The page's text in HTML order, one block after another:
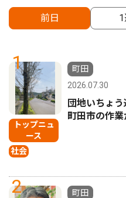
前日
1
トップニュ
ース
社会
町田
2026.07.30
団地いちょ
町田市の作業
2
町田